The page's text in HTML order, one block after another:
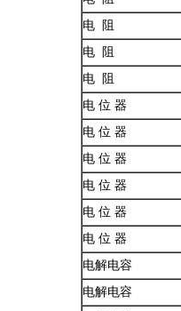
电 阻
电 阻
电 阻
电 位 器
电 位 器
电 位 器
电 位 器
电 位 器
电 位 器
电解电容
电解电容